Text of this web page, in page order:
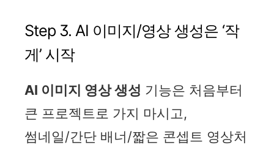
Step 3. AI 이미지/영상 생성은 ‘작
게’ 시작
AI 이미지 영상 생성 기능은 처음부터
큰 프로젝트로 가지 마시고,
썸네일/간단 배너/짧은 콘셉트 영상처